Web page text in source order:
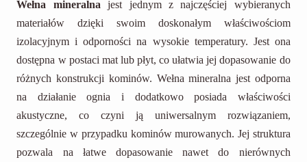
Wełna mineralnajest jednym z najczęściej wybieranych
materiałów dzięki swoim doskonałym właściwościom
izolacyjnym i odporności na wysokie temperatury. Jest ona
dostępna w postaci mat lub płyt, co ułatwia jej dopasowanie do
różnych konstrukcji kominów. Wełna mineralna jest odporna
na działanie ognia i dodatkowo posiada właściwości
akustyczne, co czyni ją uniwersalnym rozwiązaniem,
szczególnie w przypadku kominów murowanych. Jej struktura
pozwala na łatwe dopasowanie nawet do nierównych